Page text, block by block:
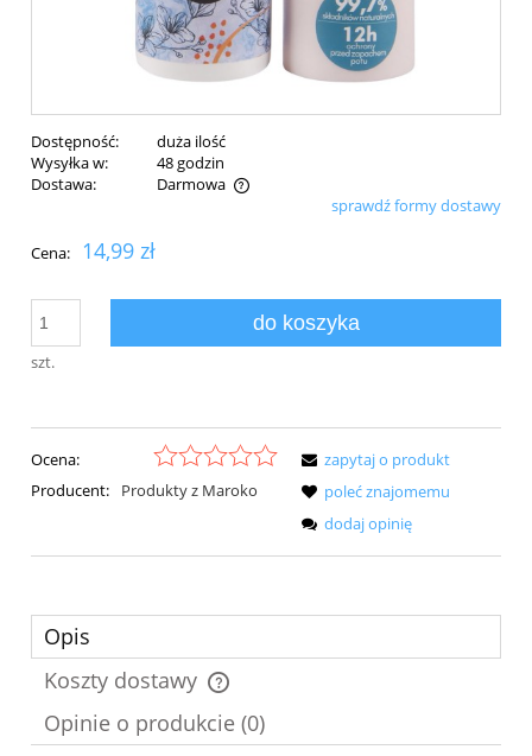
Dostępność:
duża ilość
Wysyłka w:
48 godzin
Dostawa:
Darmowa
Cena nie zawiera ewentualnych kosztów płatnościsprawdź formy dostawy
Cena: 14,99 zł
szt.
do koszyka
Ocena:
Producent:
Produkty z Maroko
zapytaj o produkt
poleć znajomemu
dodaj opinię
Opis
Koszty dostawy
Cena nie zawiera ewentualnych kosztów płatności
Opinie o produkcie (0)